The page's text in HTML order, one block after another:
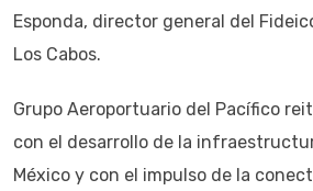
Esponda, director general del
Los Cabos.
Grupo Aeroportuario del Pacífico
con el desarrollo de la
México y con el impulso de la